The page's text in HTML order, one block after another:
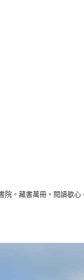
院。藏書萬冊。閱讀歇心